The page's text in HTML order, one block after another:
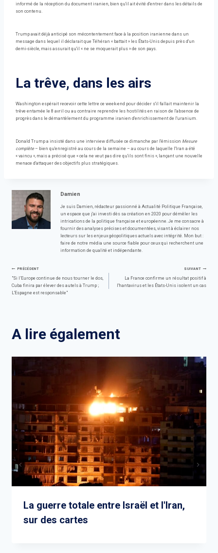
informé de la réception du document iranien, bien qu'il ait évité d'entrer dans les détails de
son contenu.
Trump avait déjà anticipé son mécontentement face à la position iranienne dans un
message dans lequel il déclarait que Téhéran « battait » les États-Unis depuis près d'un
demi-siècle, mais assurait qu'il « ne se moquerait plus » de son pays.
La trêve, dans les airs
Washington espérait recevoir cette lettre ce week-end pour décider s'il fallait maintenir la
trêve entamée le 8 avril ou au contraire reprendre les hostilités en raison de l'absence de
progrès dans le démantèlement du programme iranien d'enrichissement de l'uranium.
Donald Trump a insisté dans une interview diffusée ce dimanche par l'émission Mesure
complète – bien qu'enregistré au cours de la semaine – au cours de laquelle l'Iran a été
« vaincu », mais a précisé que « cela ne veut pas dire qu'ils sont finis », lançant une nouvelle
menace d'attaquer des objectifs plus stratégiques.
Damien
Je suis Damien, rédacteur passionné à Actualité Politique Française,
un espace que j'ai investi dès sa création en 2020 pour démêler les
intrications de la politique française et européenne. Je me consacre à
fournir des analyses précises et documentées, visant à éclairer nos
lecteurs sur les enjeux géopolitiques actuels avec intégrité. Mon but :
faire de notre média une source fiable pour ceux qui recherchent une
information de qualité et indépendante.
Navigation
de
PRÉCÉDENT
"Si l’Europe continue de nous tourner le dos,
Cuba finira par élever des autels à Trump ;
L'Espagne est responsable"
SUIVANT
La France confirme un résultat positif à
l'hantavirus et les États-Unis isolent un cas
A lire également
La guerre totale entre Israël et l'Iran,
sur des cartes